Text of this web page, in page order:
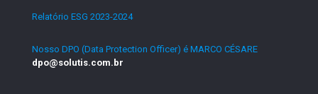
Relatório ESG 2023-2024.
Nosso DPO (Data Protection Officer) é MARCO CÉSARE
dpo@solutis.com.br